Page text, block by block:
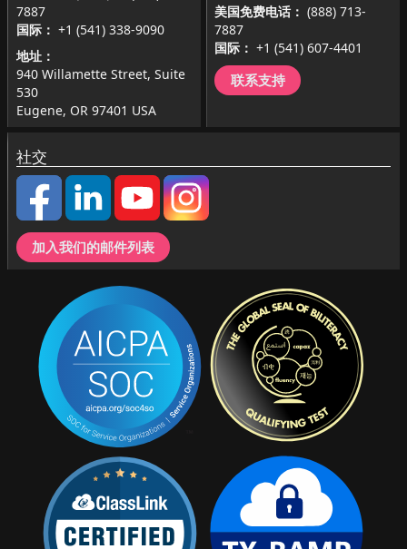
7887
国际： +1 (541) 338-9090
地址：
940 Willamette Street, Suite
530
Eugene, OR 97401 USA
美国免费电话： (888) 713-
7887
国际： +1 (541) 607-4401
联系支持
社交
加入我们的邮件列表